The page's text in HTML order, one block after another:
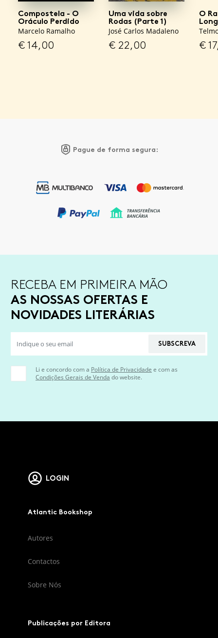
Compostela - O
Oráculo Perdido
Marcelo Ramalho
€14,00
Uma vida sobre
Rodas (Parte 1)
José Carlos Madaleno
€ 22,00
O
€
Pague de forma segura:
RECEBA EM PRIMEIRA MÃO
AS NOSSAS OFERTAS E
NOVIDADES LITERÁRIAS
SUBSCREVA
Li e concordo com a Política de Privacidade e com as
Condições Gerais de Venda do website.
LOGIN
Atlantic Bookshop
Autores
Contactos
Sobre Nós
Publicações por Editora